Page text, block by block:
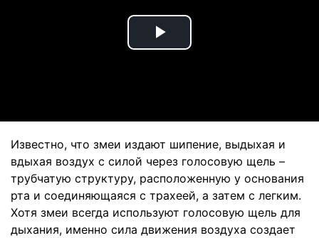
Play
Известно, что змеи издают шипение, выдыхая и
вдыхая воздух с силой через голосовую щель –
трубчатую структуру, расположенную у основания
рта и соединяющаяся с трахеей, а затем с легким.
Хотя змеи всегда используют голосовую щель для
дыхания, именно сила движения воздуха создает